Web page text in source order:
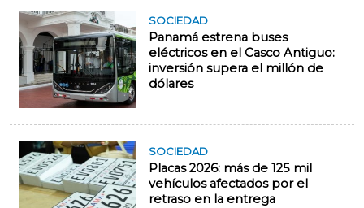
SOCIEDAD
Panamá estrena buses
eléctricos en el Casco Antiguo:
inversión supera el millón de
dólares
SOCIEDAD
Placas 2026: más de 125 mil
vehículos afectados por el
retraso en la entrega